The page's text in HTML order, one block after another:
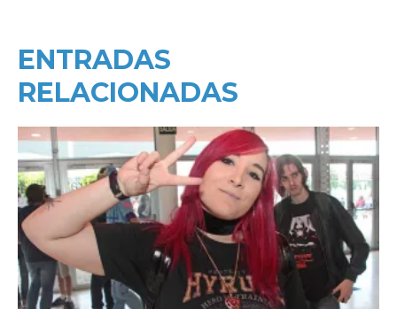
ENTRADAS
RELACIONADAS